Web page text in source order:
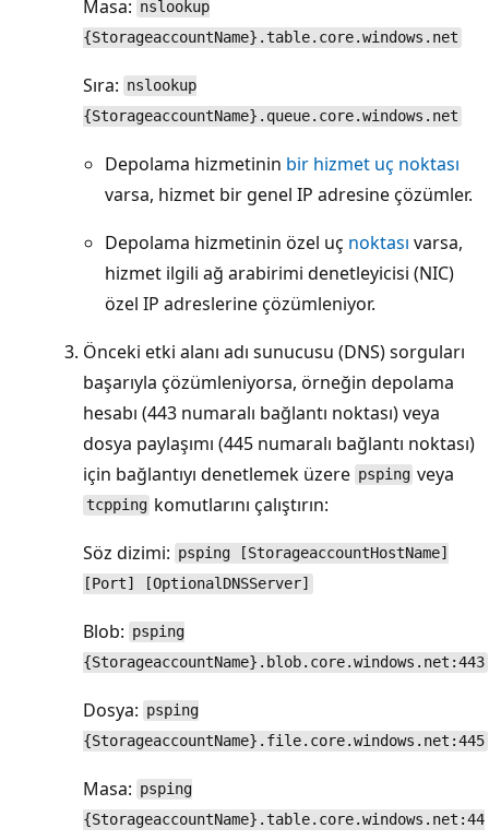
Masa: nslookup
{StorageaccountName}.table.core.windows.net
Sıra: nslookup
{StorageaccountName}.queue.core.windows.net
Depolama hizmetinin bir hizmet uç noktası
varsa, hizmet bir genel IP adresine çözümler.
Depolama hizmetinin özel uç noktası varsa,
hizmet ilgili ağ arabirimi denetleyicisi (NIC)
özel IP adreslerine çözümleniyor.
Önceki etki alanı adı sunucusu (DNS) sorguları
başarıyla çözümleniyorsa, örneğin depolama
hesabı (443 numaralı bağlantı noktası) veya
dosya paylaşımı (445 numaralı bağlantı noktası)
için bağlantıyı denetlemek üzere psping veya
tcpping komutlarını çalıştırın:
Söz dizimi: psping [StorageaccountHostName]
[Port] [OptionalDNSServer]
Blob: psping
{StorageaccountName}.blob.core.windows.net:443
Dosya: psping
{StorageaccountName}.file.core.windows.net:445
Masa: psping
{StorageaccountName}.table.core.windows.net:44